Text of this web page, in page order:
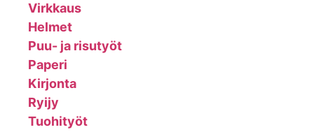
Virkkaus
Helmet
Puu- ja risutyöt
Paperi
Kirjonta
Ryijy
Tuohityöt